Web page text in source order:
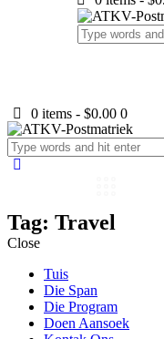
0 items -$0.00 0
Tag: Travel
Close
Tuis
Die Span
Die Program
Doen Aansoek